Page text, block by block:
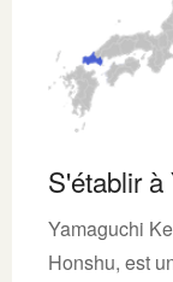
S'établir à
Yamaguchi
Honshu, est